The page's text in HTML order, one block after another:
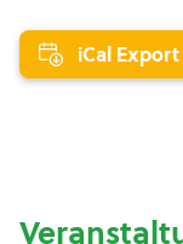
iCal Export